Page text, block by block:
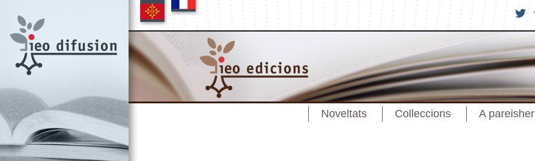
Noveltats Colleccions A pareisher